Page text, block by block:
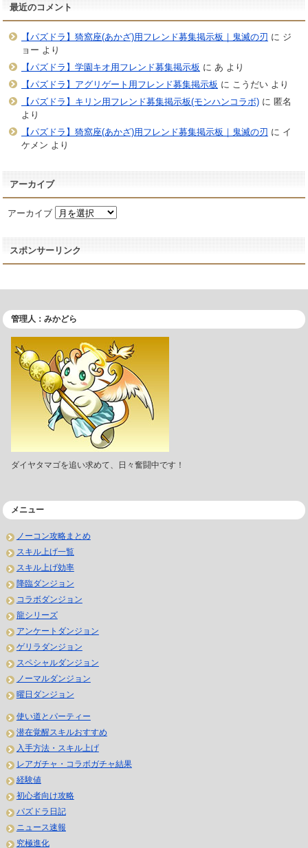
最近のコメント
【パズドラ】猗窩座(あかざ)用フレンド募集掲示板｜鬼滅の刃 に ジ
ョー より
【パズドラ】学園キオ用フレンド募集掲示板 に あ より
【パズドラ】アグリゲート用フレンド募集掲示板 に こうだいより
【パズドラ】キリン用フレンド募集掲示板(モンハンコラボ)に 匿名
より
【パズドラ】猗窩座(あかざ)用フレンド募集掲示板｜鬼滅の刃 に イ
ケメン より
アーカイブ
アーカイブ
スポンサーリンク
管理人：みかどら
ダイヤタマゴを追い求めて、日々奮闘中です！
メニュー
ノーコン攻略まとめ
スキル上げ一覧
スキル上げ効率
降臨ダンジョン
コラボダンジョン
龍シリーズ
アンケートダンジョン
ゲリラダンジョン
スペシャルダンジョン
ノーマルダンジョン
曜日ダンジョン
使い道とパーティー
潜在覚醒スキルおすすめ
入手方法・スキル上げ
レアガチャ・コラボガチャ結果
経験値
初心者向け攻略
パズドラ日記
ニュース速報
究極進化